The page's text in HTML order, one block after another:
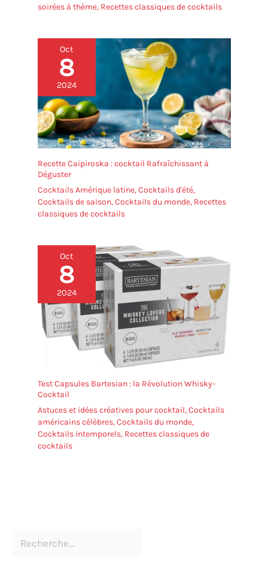
soirées à thème, Recettes classiques de cocktails
Oct
8
2024
Recette Caipiroska : cocktail Rafraîchissant à
Déguster
Cocktails Amérique latine,Cocktails d'été,
Cocktails de saison,Cocktails du monde, Recettes
classiques de cocktails
Oct
8
2024
Test Capsules Bartesian : la Révolution Whisky-
Cocktail
Astuces et idées créatives pour cocktail,Cocktails
américains célèbres,Cocktails du monde,
Cocktails intemporels, Recettes classiques de
cocktails